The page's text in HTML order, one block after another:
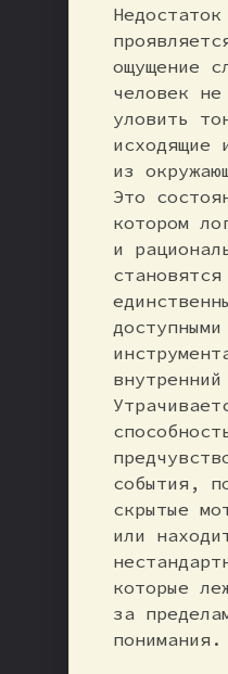
ощущение
человек не
уловить
исходящие
из
Это
котором
и
становятся
доступными
события,
скрытые
или
которые
за
понимания.